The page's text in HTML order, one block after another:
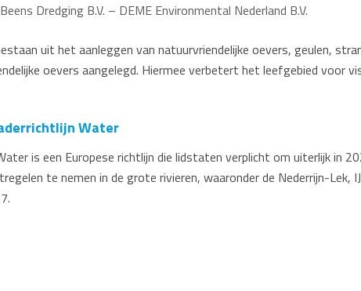
Dredging B.V. – DEME Environmental Nederland B.V.
uit het aanleggen van natuurvriendelijke oevers, geulen,
oevers aangelegd. Hiermee verbetert het leefgebied voor
Water
is een Europese richtlijn die lidstaten verplicht om uiterlijk
te nemen in de grote rivieren, waaronder de Nederrijn-